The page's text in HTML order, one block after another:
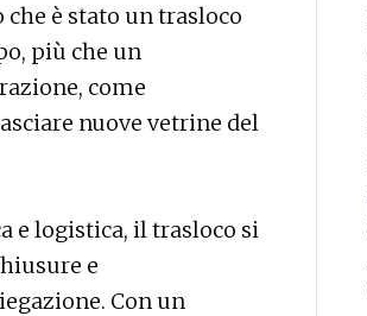
è stato un trasloco
più che un
come
nuove vetrine del
e logistica, il trasloco si
e
Con un